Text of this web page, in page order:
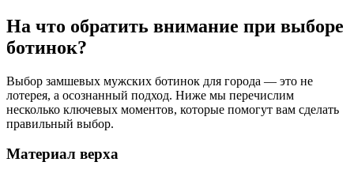
На что обратить внимание при выборе
ботинок?
Выбор замшевых мужских ботинок для города — это не
лотерея, а осознанный подход. Ниже мы перечислим
несколько ключевых моментов, которые помогут вам сделать
правильный выбор.
Материал верха